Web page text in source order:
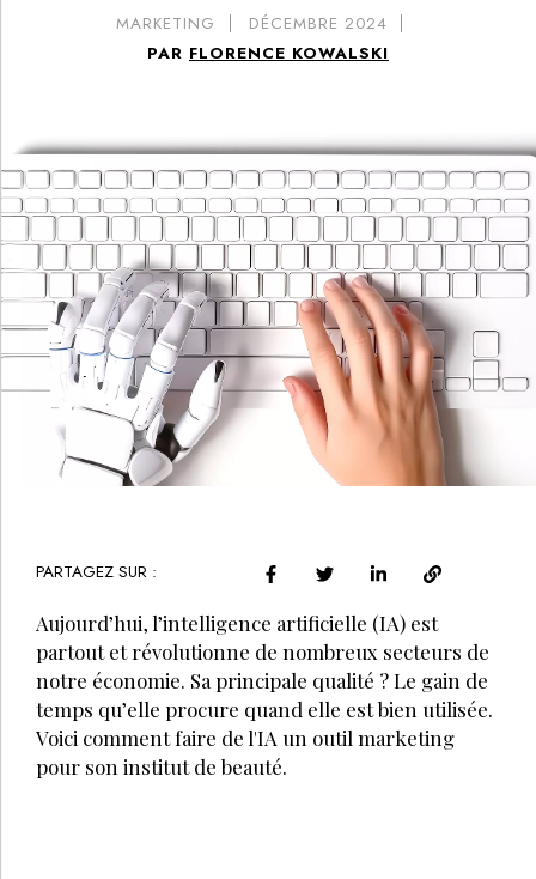
MARKETING
DÉCEMBRE 2024
PAR FLORENCE KOWALSKI
PARTAGEZ SUR :
Aujourd’hui, l’intelligence artificielle (IA) est
partout et révolutionne de nombreux secteurs de
notre économie. Sa principale qualité ? Le gain de
temps qu’elle procure quand elle est bien utilisée.
Voici comment faire de l'IA un outil marketing
pour son institut de beauté.